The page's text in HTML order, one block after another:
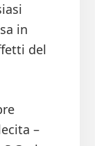
in
del
–